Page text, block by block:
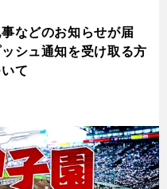
などのお知らせが届
シュ通知を受け取る方
て